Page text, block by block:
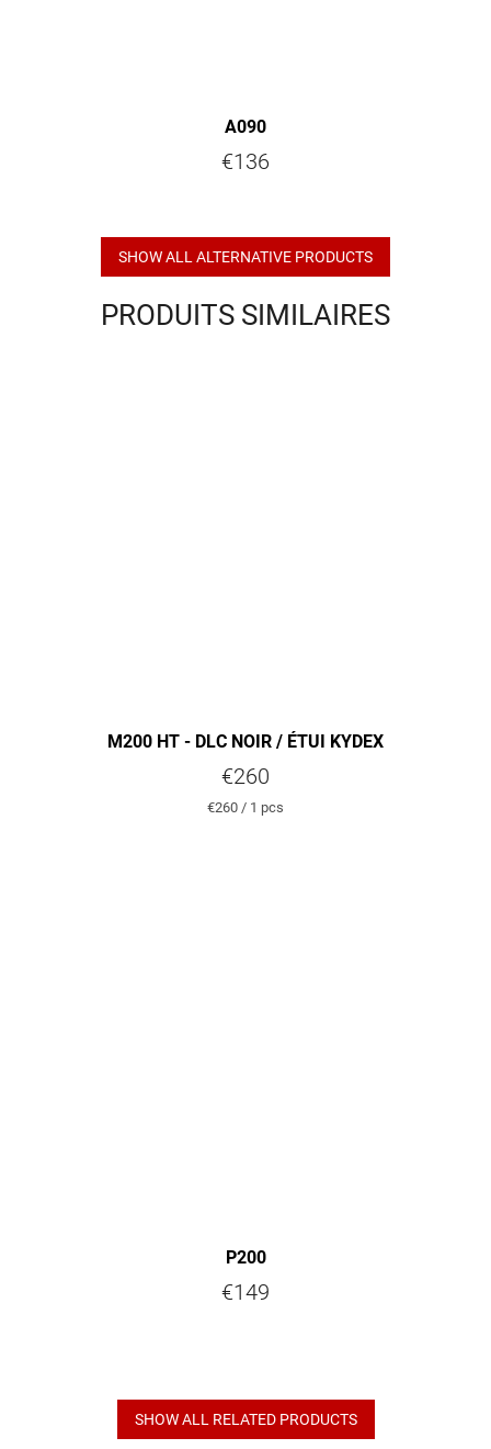
A090
€136
SHOW ALL ALTERNATIVE PRODUCTS
PRODUITS SIMILAIRES
M200 HT - DLC NOIR / ÉTUI KYDEX
€260
Measure
€260 / 1 pcs
P200
€149
SHOW ALL RELATED PRODUCTS